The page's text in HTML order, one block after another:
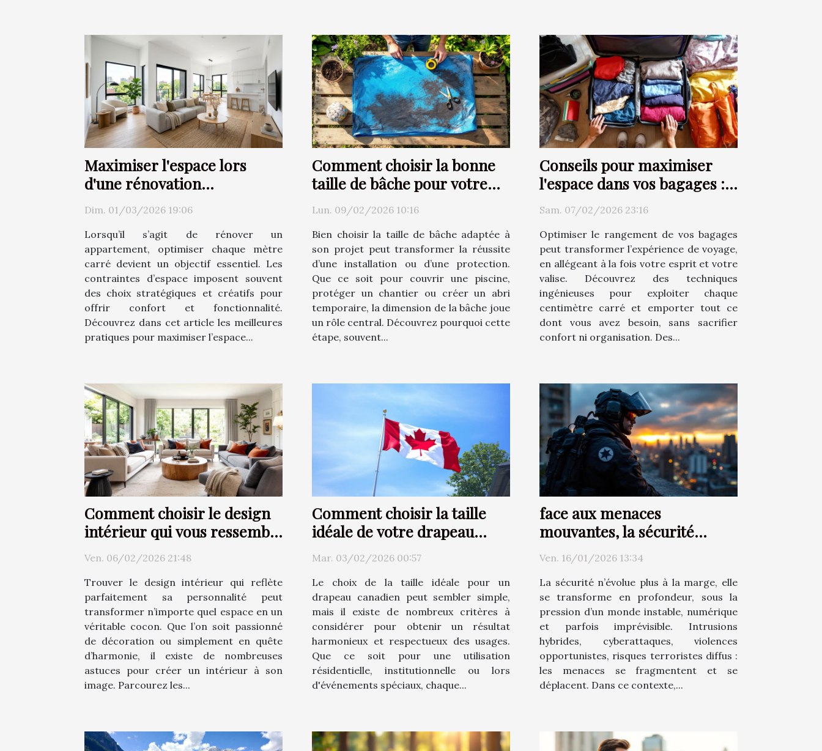
Maximiser l'espace lors
d'une rénovation
d'appartement ?
Dim. 01/03/2026 19:06
Lorsqu’il s’agit de rénover un
appartement, optimiser chaque mètre
carré devient un objectif essentiel. Les
contraintes d’espace imposent souvent
des choix stratégiques et créatifs pour
offrir confort et fonctionnalité.
Découvrez dans cet article les meilleures
pratiques pour maximiser l’espace...
Comment choisir la bonne
taille de bâche pour votre
projet ?
Lun. 09/02/2026 10:16
Bien choisir la taille de bâche adaptée à
son projet peut transformer la réussite
d’une installation ou d’une protection.
Que ce soit pour couvrir une piscine,
protéger un chantier ou créer un abri
temporaire, la dimension de la bâche joue
un rôle central. Découvrez pourquoi cette
étape, souvent...
Conseils pour maximiser
l'espace dans vos bagages :
Techniques et astuces
Sam. 07/02/2026 23:16
Optimiser le rangement de vos bagages
peut transformer l’expérience de voyage,
en allégeant à la fois votre esprit et votre
valise. Découvrez des techniques
ingénieuses pour exploiter chaque
centimètre carré et emporter tout ce
dont vous avez besoin, sans sacrifier
confort ni organisation. Des...
Comment choisir le design
intérieur qui vous ressemble
?
Ven. 06/02/2026 21:48
Trouver le design intérieur qui reflète
parfaitement sa personnalité peut
transformer n’importe quel espace en un
véritable cocon. Que l’on soit passionné
de décoration ou simplement en quête
d’harmonie, il existe de nombreuses
astuces pour créer un intérieur à son
image. Parcourez les...
Comment choisir la taille
idéale de votre drapeau
canadien ?
Mar. 03/02/2026 00:57
Le choix de la taille idéale pour un
drapeau canadien peut sembler simple,
mais il existe de nombreux critères à
considérer pour obtenir un résultat
harmonieux et respectueux des usages.
Que ce soit pour une utilisation
résidentielle, institutionnelle ou lors
d'événements spéciaux, chaque...
face aux menaces
mouvantes, la sécurité
change d’époque
Ven. 16/01/2026 13:34
La sécurité n’évolue plus à la marge, elle
se transforme en profondeur, sous la
pression d’un monde instable, numérique
et parfois imprévisible. Intrusions
hybrides, cyberattaques, violences
opportunistes, risques terroristes diffus :
les menaces se fragmentent et se
déplacent. Dans ce contexte,...